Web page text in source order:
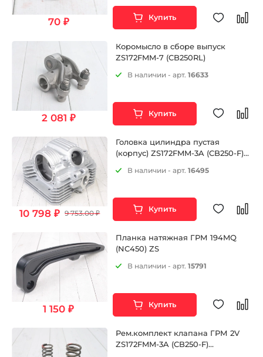
70 ₽ Купить
2 081 ₽
Коромысло в сборе выпуск
ZS172FMM-7 (CB250RL)
В наличии - арт.16633
Купить
10 798 ₽ 9 753.00 ₽
Головка цилиндра пустая
(корпус) ZS172FMM-3A (CB250-F)
В наличии - арт.16495
Купить
1 150 ₽
Планка натяжная ГРМ 194MQ
(NC450) ZS
В наличии - арт.15791
Купить
Рем.комплект клапана ГРМ 2V
ZS172FMM-3A (CB250-F)